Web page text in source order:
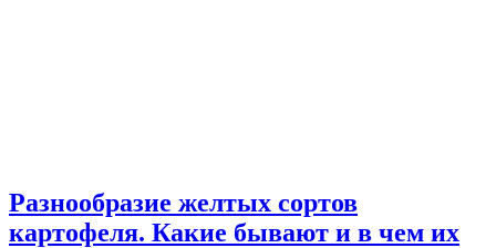
Разнообразие желтых сортов
картофеля. Какие бывают и в чем их